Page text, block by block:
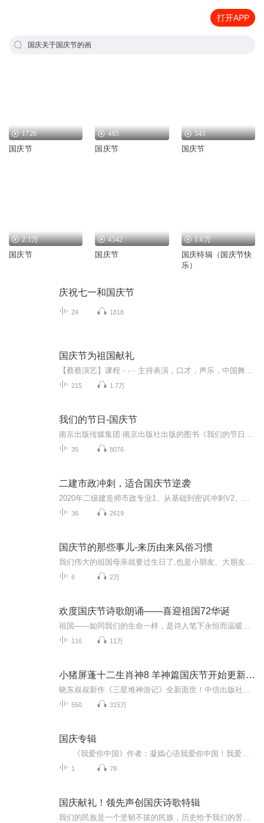
打开APP
国庆关于国庆节的画
1726
国庆节
465
国庆节
543
国庆节
2.1万
国庆节
4542
国庆节
1.6万
国庆特辑（国庆节快
乐）
庆祝七一和国庆节
24 1818
国庆节为祖国献礼
215 1.7万
我们的节日-国庆节
35 8076
二建市政冲刺，适合国庆节逆袭
36 2619
国庆节的那些事儿-来历由来风俗习惯
6 2万
欢度国庆节诗歌朗诵——喜迎祖国72华诞
116 11万
小猪屏蓬十二生肖神8 羊神篇国庆节开始更新啦！
550 315万
国庆专辑
1 78
国庆献礼！领先声创国庆诗歌特辑